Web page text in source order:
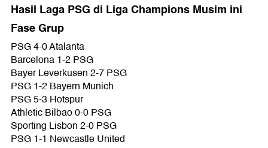
Hasil Laga PSG di Liga Champions Musim ini
Fase Grup
PSG 4-0 Atalanta
Barcelona 1-2 PSG
Bayer Leverkusen 2-7 PSG
PSG 1-2 Bayern Munich
PSG 5-3 Hotspur
Athletic Bilbao 0-0 PSG
Sporting Lisbon 2-0 PSG
PSG 1-1 Newcastle United